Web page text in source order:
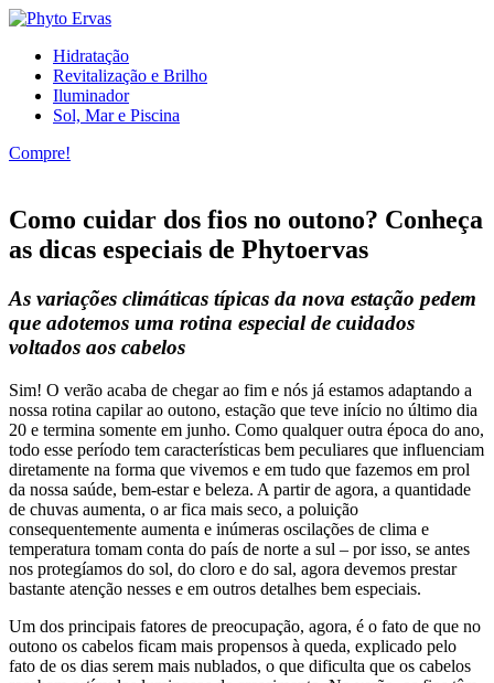
Hidratação
Revitalização e Brilho
Iluminador
Sol, Mar e Piscina
Compre!
Como cuidar dos fios no outono? Conheça
as dicas especiais de Phytoervas
As variações climáticas típicas da nova estação pedem
que adotemos uma rotina especial de cuidados
voltados aos cabelos
Sim! O verão acaba de chegar ao fim e nós já estamos adaptando a
nossa rotina capilar ao outono, estação que teve início no último dia
20 e termina somente em junho. Como qualquer outra época do ano,
todo esse período tem características bem peculiares que influenciam
diretamente na forma que vivemos e em tudo que fazemos em prol
da nossa saúde, bem-estar e beleza. A partir de agora, a quantidade
de chuvas aumenta, o ar fica mais seco, a poluição
consequentemente aumenta e inúmeras oscilações de clima e
temperatura tomam conta do país de norte a sul – por isso, se antes
nos protegíamos do sol, do cloro e do sal, agora devemos prestar
bastante atenção nesses e em outros detalhes bem especiais.
Um dos principais fatores de preocupação, agora, é o fato de que no
outono os cabelos ficam mais propensos à queda, explicado pelo
fato de os dias serem mais nublados, o que dificulta que os cabelos